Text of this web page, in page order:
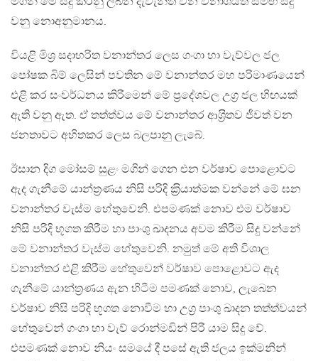
වනු නොඅනුමානය.
වියළි මිශ‍්‍ර සදාහරිත වනාන්තර ලෙස ගංගා හා වැව්වල ජල
පෝෂක බිම් ලෙසින් පවතින මේ වනාන්තර මහ පරිමාණයෙන්
එළි කර සංවර්ධනය කිරීමෙන් මේ ප‍්‍රදේශවල උග‍්‍ර ජල හිඟයක්
ඇති වනු ඇත. ඒ තත්ත්වය මේ වනාන්තර ආශ‍්‍රිතව ජීවත් වන
ජනතාවට අහිතකර ලෙස බලපානු ලැබේ.
ඊසාන දිග මෝසම් සුළං මගින් ගෙන එන වර්ෂාව පොළොවට
ඇද ගැනීමේ යාන්ත‍්‍රණය නිසි පරිදි ක‍්‍රියාත්මක වන්නේ මේ ඝන
වනාන්තර වැස්ම හේතුවෙනි. එපමණක් නොව එම වර්ෂාව
නිසි පරිදි භූගත කිරීම හා පාංශු ඛාදනය අවම කිරීම සිදු වන්නේ
මේ වනාන්තර වැස්ම හේතුවෙනි. නමුත් මේ අති විශාල
වනාන්තර එළි කිරීම හේතුවෙන් වර්ෂාව පොළොවට ඇද
ගැනීමේ යාන්ත‍්‍රණය ඇන හිටීම පමණක් නොව, ලැබෙන
වර්ෂාව නිසි පරිදි භූගත නොවීම හා උග‍්‍ර පාංශු ඛාදන තත්ත්වයන්
හේතුවෙන් ගංගා හා වැව් රොන්මඩින් පිරී යාම සිදු වේ.
එපමණක් නොව නියං සමයේ දී පසේ ඇති ජලය ඉක්මනින්